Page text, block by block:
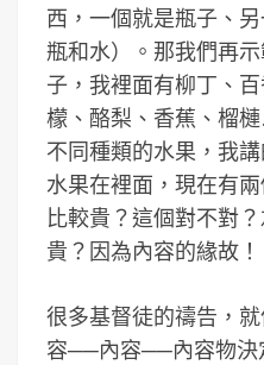
西，一個就是瓶子、
瓶和水）。那我們再
子，我裡面有柳丁、
檬、酪梨、香蕉、榴
不同種類的水果，我
水果在裡面，現在有
比較貴？這個對不對
貴？因為內容的緣故！
很多基督徒的禱告，
容──內容──內容物決